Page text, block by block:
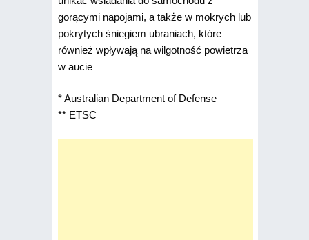
gorącymi napojami, a także w mokrych lub
pokrytych śniegiem ubraniach, które
również wpływają na wilgotność powietrza
w aucie
* Australian Department of Defense
** ETSC